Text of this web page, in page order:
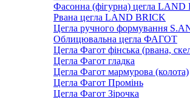
Фасонна (фігурна) цегла LAND
Рвана цегла LAND BRICK
Цегла ручного формування
Облицювальна цегла ФАГОТ
Цегла Фагот фінська (рвана,
Цегла Фагот гладка
Цегла Фагот мармурова (колота)
Цегла Фагот Промінь
Цегла Фагот Зірочка